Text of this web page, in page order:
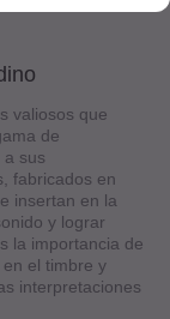
valiosos que
de
a sus
fabricados en
insertan en la
y lograr
la importancia de
el timbre y
interpretaciones